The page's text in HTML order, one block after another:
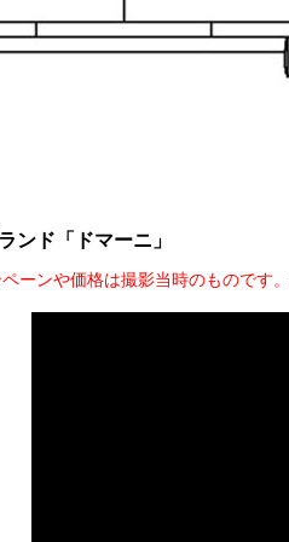
ンド「ドマーニ」
ーンや価格は撮影当時のものです。